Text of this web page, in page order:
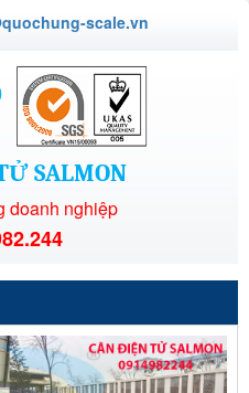
scale.vn
SALMON
doanh nghiệp